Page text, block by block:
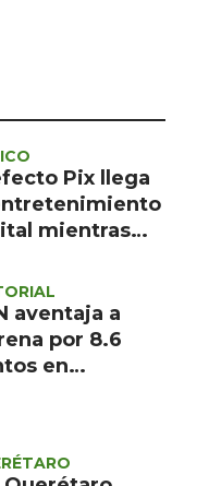
Pix llega
mientras
el modelo
aventaja a
por 8.6
en